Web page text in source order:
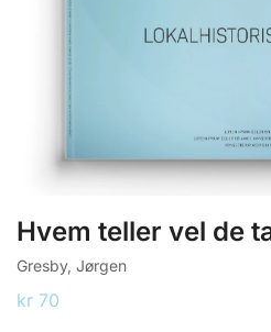
Hvem teller vel de
Gresby, Jørgen
kr 70